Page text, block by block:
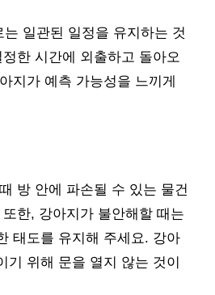
일관된 일정을 유지하는 것
한 시간에 외출하고 돌아오
지가 예측 가능성을 느끼게
방 안에 파손될 수 있는 물건
한, 강아지가 불안해할 때는
태도를 유지해 주세요. 강아
기 위해 문을 열지 않는 것이